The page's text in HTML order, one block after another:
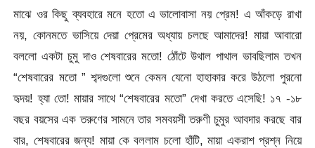
মাঝে ওর কিছু ব্যবহারে মনে হতো এ ভালোবাসা নয় প্রেম! এ আঁকড়ে রাখা
নয়, কোনমতে ভাসিয়ে দেয়া প্রেমের অধ্যায় চলছে আমাদের! মায়া আবারো
বললো একটা চুমু দাও শেষবারের মতো! ঠোঁটে উথাল পাথাল ভাবছিলাম তখন
“শেষবারের মতো ” শব্দগুলো শুনে কেমন যেনো হাহাকার করে উঠলো পুরনো
হৃদয়! হ্যা তো! মায়ার সাথে “শেষবারের মতো” দেখা করতে এসেছি! ১৭ -১৮
বছর বয়সের এক তরুণের সামনে তার সমবয়সী তরুণী চুমুর আবদার করছে বার
বার, শেষবারের জন্য! মায়া কে বললাম চলো হাঁটি, মায়া একরাশ প্রশ্ন নিয়ে